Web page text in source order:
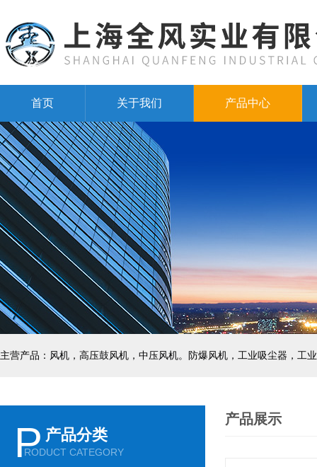
首页 关于我们 产品中心
主营产品：风机，高压鼓风机，中压风机。防爆风机，工业吸尘器，工
P 产品分类
RODUCT CATEGORY
产品展示